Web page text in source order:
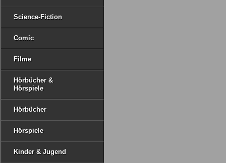
Science-Fiction
Comic
Filme
Hörbücher &
Hörspiele
Hörbücher
Hörspiele
Kinder & Jugend